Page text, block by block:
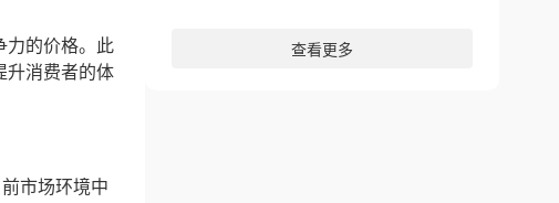
力的价格。此
升消费者的体
市场环境中
查看更多